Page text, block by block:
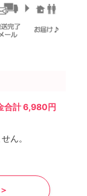
合計 6,980円
ん。